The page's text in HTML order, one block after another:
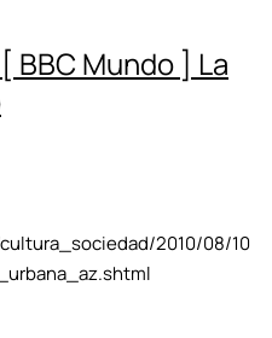
BBC Mundo ] La
2010/08/10